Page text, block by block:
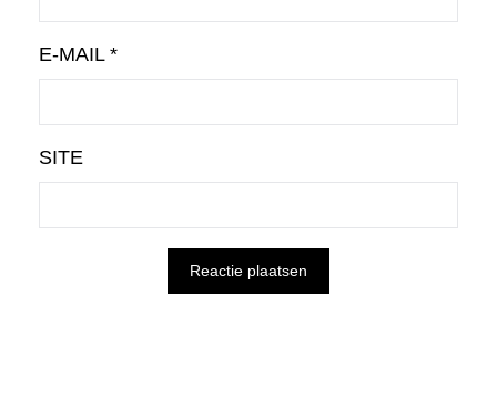
E-MAIL *
SITE